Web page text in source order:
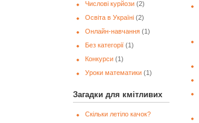
Числові курйози (2)
Освіта в Україні (2)
Онлайн-навчання (1)
Без категорії (1)
Конкурси (1)
Уроки математики (1)
Загадки для кмітливих
Скільки летіло качок?